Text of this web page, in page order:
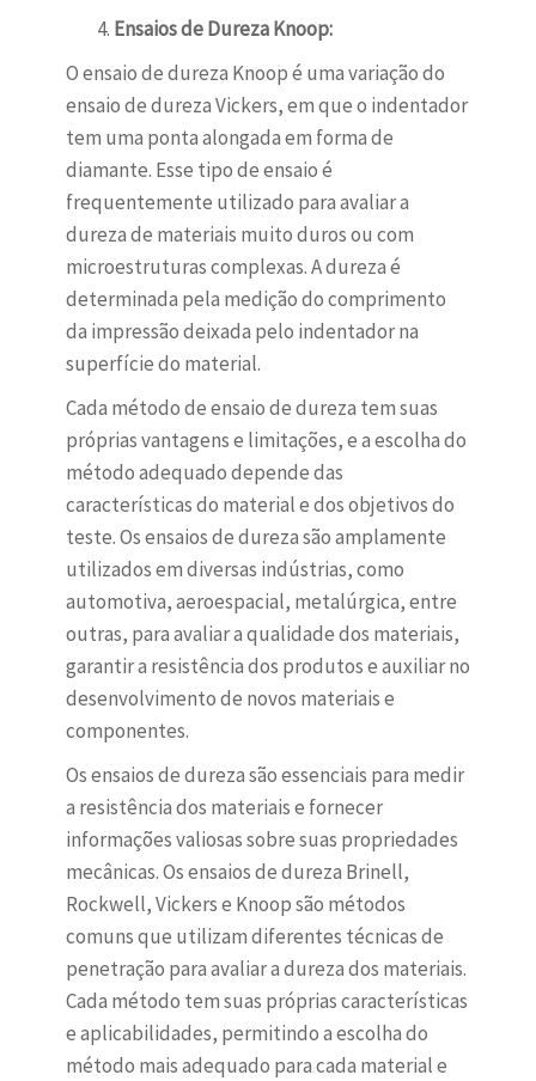
Ensaios de Dureza Knoop:
O ensaio de dureza Knoop é uma variação do
ensaio de dureza Vickers, em que o indentador
tem uma ponta alongada em forma de
diamante. Esse tipo de ensaio é
frequentemente utilizado para avaliar a
dureza de materiais muito duros ou com
microestruturas complexas. A dureza é
determinada pela medição do comprimento
da impressão deixada pelo indentador na
superfície do material.
Cada método de ensaio de dureza tem suas
próprias vantagens e limitações, e a escolha do
método adequado depende das
características do material e dos objetivos do
teste. Os ensaios de dureza são amplamente
utilizados em diversas indústrias, como
automotiva, aeroespacial, metalúrgica, entre
outras, para avaliar a qualidade dos materiais,
garantir a resistência dos produtos e auxiliar no
desenvolvimento de novos materiais e
componentes.
Os ensaios de dureza são essenciais para medir
a resistência dos materiais e fornecer
informações valiosas sobre suas propriedades
mecânicas. Os ensaios de dureza Brinell,
Rockwell, Vickers e Knoop são métodos
comuns que utilizam diferentes técnicas de
penetração para avaliar a dureza dos materiais.
Cada método tem suas próprias características
e aplicabilidades, permitindo a escolha do
método mais adequado para cada material e